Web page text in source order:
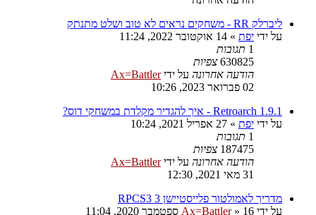
ליברלק RR - משחקים נראים לא טוב ושלט מתנתק
על ידי יפת » 14 אוקטובר 2022, 11:24
1 תגובות
630825 צפיות
הודעה אחרונה על ידיAx=Battler
02 פברואר 2023, 10:26
Retroarch 1.9.1 - איך להגדיר מקלדת במשחקי דוס?
על ידי יפת » 27 אפריל 2021, 10:24
1 תגובות
187475 צפיות
הודעה אחרונה על ידיAx=Battler
31 מאי 2021, 12:30
מדריך לאמולטור פלייסטיישן 3 RPCS3
על ידי
Ax=Battler» 16 ספטמבר 2020, 11:04